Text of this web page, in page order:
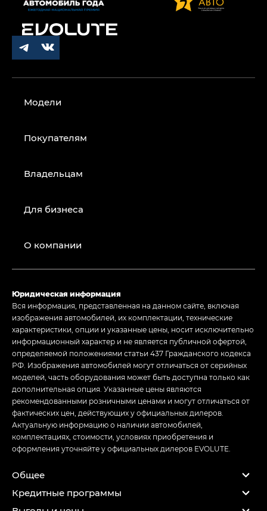
Модели
Покупателям
Владельцам
Для бизнеса
О компании
Юридическая информация
Вся информация, представленная на данном сайте, включая
изображения автомобилей, их комплектации, технические
характеристики, опции и указанные цены, носит исключительно
информационный характер и не является публичной офертой,
определяемой положениями статьи 437 Гражданского кодекса
РФ. Изображения автомобилей могут отличаться от серийных
моделей, часть оборудования может быть доступна только как
дополнительная опция. Указанные цены являются
рекомендованными розничными ценами и могут отличаться от
фактических цен, действующих у официальных дилеров.
Актуальную информацию о наличии автомобилей,
комплектациях, стоимости, условиях приобретения и
оформления уточняйте у официальных дилеров EVOLUTE.
Общее
Кредитные программы